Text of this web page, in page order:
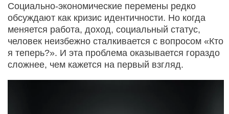
Социально-экономические перемены редко
обсуждают как кризис идентичности. Но когда
меняется работа, доход, социальный статус,
человек неизбежно сталкивается с вопросом «Кто
я теперь?». И эта проблема оказывается гораздо
сложнее, чем кажется на первый взгляд.